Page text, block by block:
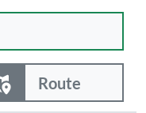
Route